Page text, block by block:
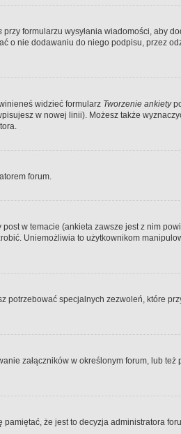
przy formularzu wysyłania wiadomości, aby
o nie dodawaniu do niego podpisu, przez
widzieć formularz Tworzenie ankiety
w nowej linii). Możesz także
forum.
w temacie (ankieta zawsze jest z nim
Uniemożliwia to użytkownikom
specjalnych zezwoleń, które
załączników w określonym forum, lub
że jest to decyzja administratora